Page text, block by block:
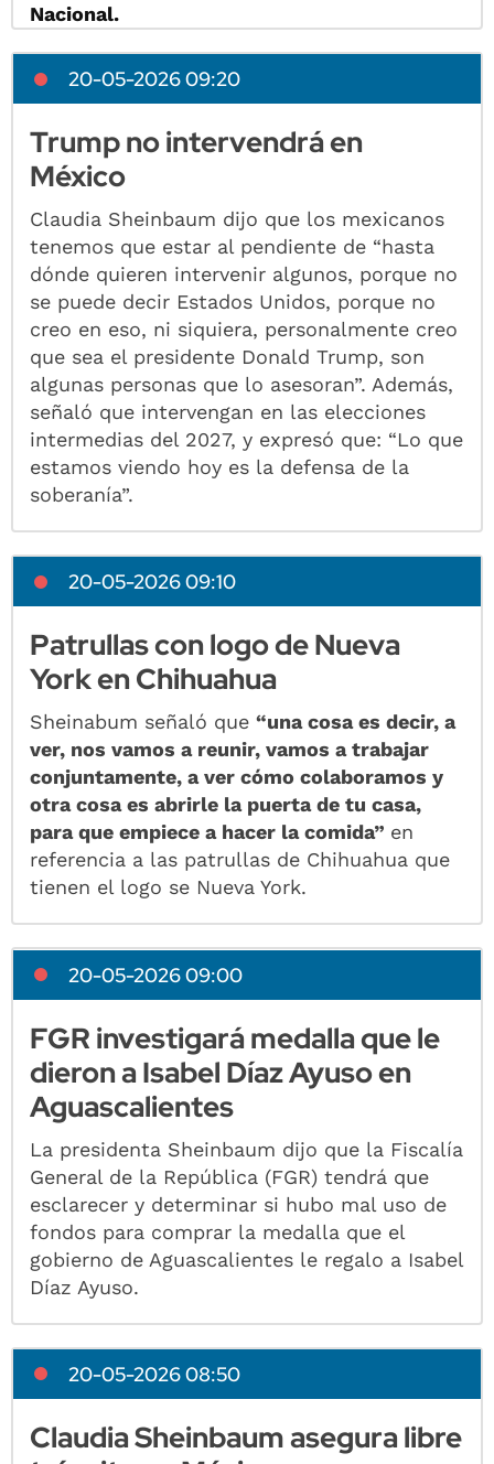
Nacional.
20-05-2026 09:20
Trump no intervendrá en
México
Claudia Sheinbaum dijo que los mexicanos
tenemos que estar al pendiente de “hasta
dónde quieren intervenir algunos, porque no
se puede decir Estados Unidos, porque no
creo en eso, ni siquiera, personalmente creo
que sea el presidente Donald Trump, son
algunas personas que lo asesoran”. Además,
señaló que intervengan en las elecciones
intermedias del 2027, y expresó que: “Lo que
estamos viendo hoy es la defensa de la
soberanía”.
20-05-2026 09:10
Patrullas con logo de Nueva
York en Chihuahua
Sheinabum señaló que“una cosa es decir, a
ver, nos vamos a reunir, vamos a trabajar
conjuntamente, a ver cómo colaboramos y
otra cosa es abrirle la puerta de tu casa,
para que empiece a hacer la comida” en
referencia a las patrullas de Chihuahua que
tienen el logo se Nueva York.
20-05-2026 09:00
FGR investigará medalla que le
dieron a Isabel Díaz Ayuso en
Aguascalientes
La presidenta Sheinbaum dijo que la Fiscalía
General de la República (FGR) tendrá que
esclarecer y determinar si hubo mal uso de
fondos para comprar la medalla que el
gobierno de Aguascalientes le regalo a Isabel
Díaz Ayuso.
20-05-2026 08:50
Claudia Sheinbaum asegura libre